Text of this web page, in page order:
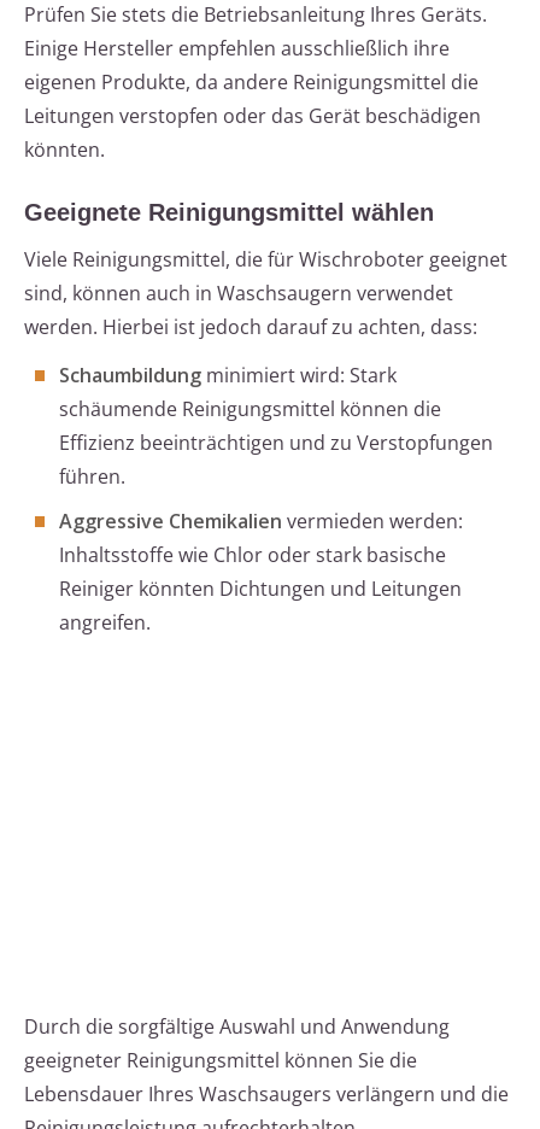
Prüfen Sie stets die Betriebsanleitung Ihres Geräts.
Einige Hersteller empfehlen ausschließlich ihre
eigenen Produkte, da andere Reinigungsmittel die
Leitungen verstopfen oder das Gerät beschädigen
könnten.
Geeignete Reinigungsmittel wählen
Viele Reinigungsmittel, die für Wischroboter geeignet
sind, können auch in Waschsaugern verwendet
werden. Hierbei ist jedoch darauf zu achten, dass:
Schaumbildung minimiert wird: Stark
schäumende Reinigungsmittel können die
Effizienz beeinträchtigen und zu Verstopfungen
führen.
Aggressive Chemikalien vermieden werden:
Inhaltsstoffe wie Chlor oder stark basische
Reiniger könnten Dichtungen und Leitungen
angreifen.
Durch die sorgfältige Auswahl und Anwendung
geeigneter Reinigungsmittel können Sie die
Lebensdauer Ihres Waschsaugers verlängern und die